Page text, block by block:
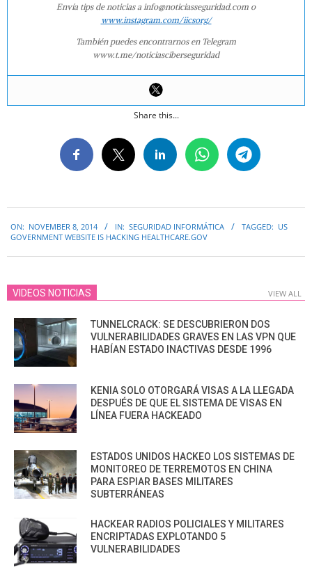
Envía tips de noticias a info@noticiasseguridad.com o
www.instagram.com/iicsorg/
También puedes encontrarnos en Telegram
www.t.me/noticiasciberseguridad
Share this...
11-
ON: NOVEMBER 8, 2014 IN: SEGURIDAD INFORMÁTICA TAGGED: US
GOVERNMENT WEBSITE IS HACKING HEALTHCARE.GOV
VIDEOS NOTICIAS VIEW ALL
TUNNELCRACK: SE DESCUBRIERON DOS
VULNERABILIDADES GRAVES EN LAS VPN QUE
HABÍAN ESTADO INACTIVAS DESDE 1996
KENIA SOLO OTORGARÁ VISAS A LA LLEGADA
DESPUÉS DE QUE EL SISTEMA DE VISAS EN
LÍNEA FUERA HACKEADO
ESTADOS UNIDOS HACKEO LOS SISTEMAS DE
MONITOREO DE TERREMOTOS EN CHINA
PARA ESPIAR BASES MILITARES
SUBTERRÁNEAS
HACKEAR RADIOS POLICIALES Y MILITARES
ENCRIPTADAS EXPLOTANDO 5
VULNERABILIDADES